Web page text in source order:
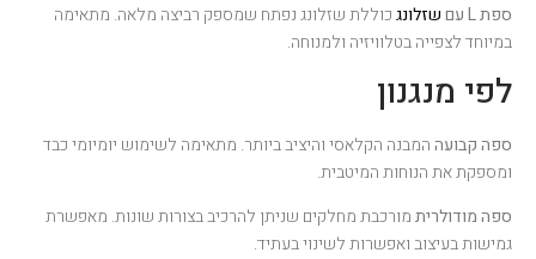
ספת L עם
שזלונגכוללת שזלונג נפתח שמספק רביצה מלאה. מתאימה
במיוחד לצפייה בטלוויזיה ולמנוחה.
לפי מנגנון
ספה קבועההמבנה הקלאסי והיציב ביותר. מתאימה לשימוש יומיומי כבד
ומספקת את הנוחות המיטבית.
ספה מודולריתמורכבת מחלקים שניתן להרכיב בצורות שונות. מאפשרת
גמישות בעיצוב ואפשרות לשינוי בעתיד.